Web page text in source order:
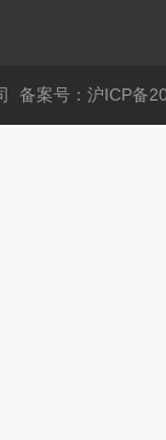
备案号：沪ICP备